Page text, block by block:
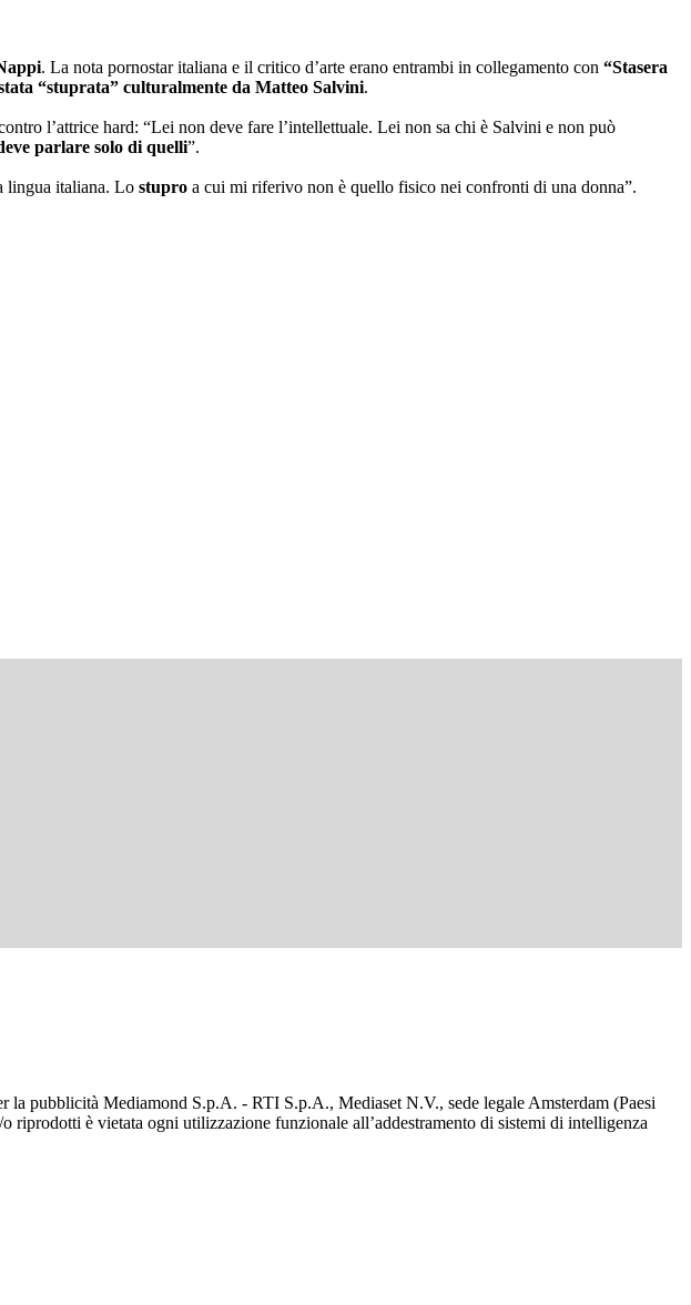
. La nota pornostar italiana e il critico d’arte erano entrambi in collegamento con “Stasera
stata “stuprata” culturalmente da Matteo Salvini.
l’attrice hard: “Lei non deve fare l’intellettuale. Lei non sa chi è Salvini e non può
parlare solo di quelli”.
lingua italiana. Lo stupro a cui mi riferivo non è quello fisico nei confronti di una donna”.
pubblicità Mediamond S.p.A. - RTI S.p.A., Mediaset N.V., sede legale Amsterdam (Paesi
riprodotti è vietata ogni utilizzazione funzionale all’addestramento di sistemi di intelligenza